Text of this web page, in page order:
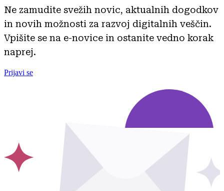
Ne zamudite svežih novic, aktualnih dogodkov
in novih možnosti za razvoj digitalnih veščin.
Vpišite se na e-novice in ostanite vedno korak
naprej.
Prijavi se